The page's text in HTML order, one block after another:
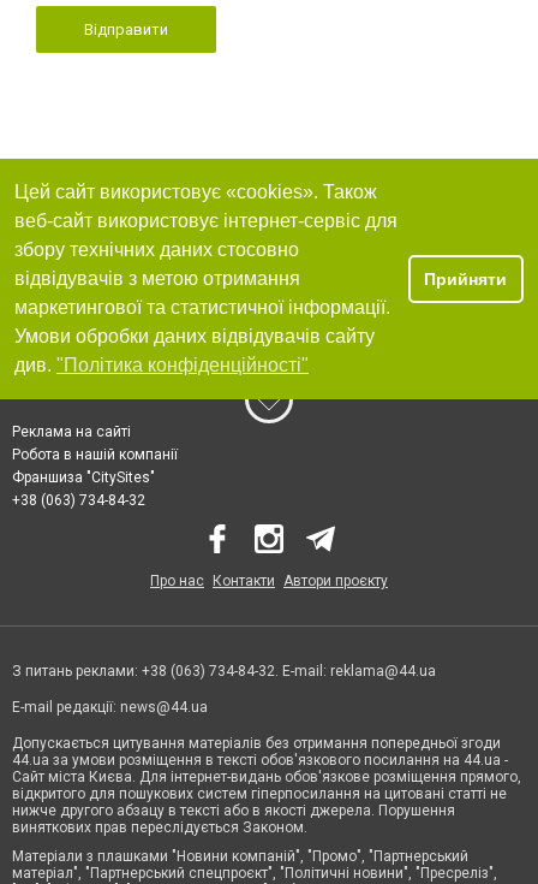
Відправити
Цей сайт використовує «cookies». Також
веб-сайт використовує інтернет-сервіс для
збору технічних даних стосовно
відвідувачів з метою отримання
маркетингової та статистичної інформації.
Умови обробки даних відвідувачів сайту
див. "Політика конфіденційності"
Прийняти
Реклама на сайті
Робота в нашій компанії
Франшиза "CitySites"
+38 (063) 734-84-32
Про нас Контакти Автори проєкту
З питань реклами: +38 (063) 734-84-32. E-mail: reklama@44.ua
E-mail редакції: news@44.ua
Допускається цитування матеріалів без отримання попередньої згоди
44.ua за умови розміщення в тексті обов'язкового посилання на 44.ua -
Сайт міста Києва. Для інтернет-видань обов'язкове розміщення прямого,
відкритого для пошукових систем гіперпосилання на цитовані статті не
нижче другого абзацу в тексті або в якості джерела. Порушення
виняткових прав переслідується Законом.
Матеріали з плашками "Новини компаній", "Промо", "Партнерський
матеріал", "Партнерський спецпроєкт", "Політичні новини", "Пресреліз",